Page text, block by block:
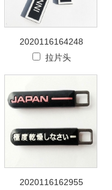
2020116164248
拉片头
2020116162955